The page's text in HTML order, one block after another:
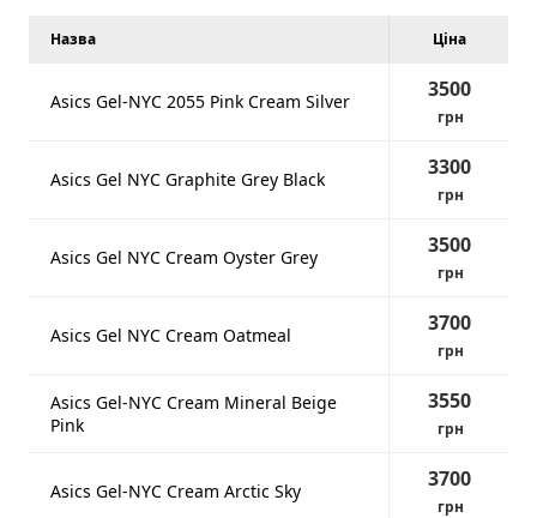
Назва Ціна
Asics Gel-NYC 2055 Pink Cream Silver 3500
грн
Asics Gel NYC Graphite Grey Black 3300
грн
Asics Gel NYC Cream Oyster Grey 3500
грн
Asics Gel NYC Cream Oatmeal 3700
грн
Asics Gel-NYC Cream Mineral Beige
Pink
3550
грн
Asics Gel-NYC Cream Arctic Sky 3700
грн